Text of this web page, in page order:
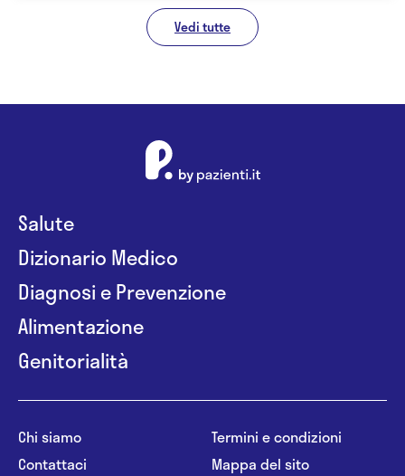
Vedi tutte
Salute
Dizionario Medico
Diagnosi e Prevenzione
Alimentazione
Genitorialità
Chi siamo
Contattaci
Termini e condizioni
Mappa del sito